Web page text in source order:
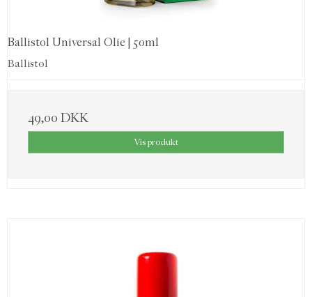
Ballistol Universal Olie | 50ml
Ballistol
49,00 DKK
Vis produkt